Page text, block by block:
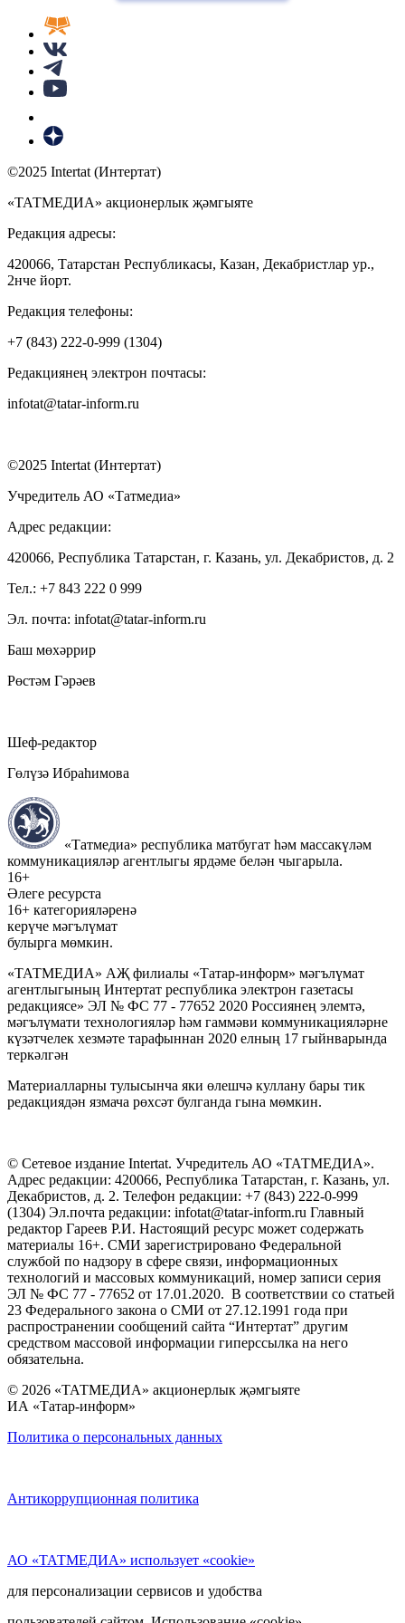
©2025 Intertat (Интертат)
«ТАТМЕДИА» акционерлык җәмгыяте
Редакция адресы:
420066, Татарстан Республикасы, Казан, Декабристлар ур.,
2нче йорт.
Редакция телефоны:
+7 (843) 222-0-999 (1304)
Редакциянең электрон почтасы:
infotat@tatar-inform.ru
©2025 Intertat (Интертат)
Учредитель АО «Татмедиа»
Адрес редакции:
420066, Республика Татарстан, г. Казань, ул. Декабристов, д. 2
Тел.: +7 843 222 0 999
Эл. почта: infotat@tatar-inform.ru
Баш мөхәррир
Рөстәм Гәрәев
Шеф-редактор
Гөлүзә Ибраһимова
«Татмедиа» республика матбугат һәм массакүләм
коммуникацияләр агентлыгы ярдәме белән чыгарыла.
16+
Әлеге ресурста
16+ категорияләренә
керүче мәгълүмат
булырга мөмкин.
«ТАТМЕДИА» АҖ филиалы «Татар-информ» мәгълүмат
агентлыгының Интертат республика электрон газетасы
редакциясе» ЭЛ № ФС 77 - 77652 2020 Россиянең элемтә,
мәгълүмати технологияләр һәм гаммәви коммуникацияләрне
күзәтчелек хезмәте тарафыннан 2020 елның 17 гыйнварында
теркәлгән
Материалларны тулысынча яки өлешчә куллану бары тик
редакциядән язмача рөхсәт булганда гына мөмкин.
© Сетевое издание Intertat. Учредитель АО «ТАТМЕДИА».
Адрес редакции: 420066, Республика Татарстан, г. Казань, ул.
Декабристов, д. 2. Телефон редакции: +7 (843) 222-0-999
(1304) Эл.почта редакции: infotat@tatar-inform.ru Главный
редактор Гареев Р.И. Настоящий ресурс может содержать
материалы 16+. СМИ зарегистрировано Федеральной
службой по надзору в сфере связи, информационных
технологий и массовых коммуникаций, номер записи серия
ЭЛ № ФС 77 - 77652 от 17.01.2020. В соответствии со статьей
23 Федерального закона о СМИ от 27.12.1991 года при
распространении сообщений сайта “Интертат” другим
средством массовой информации гиперссылка на него
обязательна.
© 2026 «ТАТМЕДИА» акционерлык җәмгыяте
ИА «Татар-информ»
Политика о персональных данных
Антикоррупционная политика
АО «ТАТМЕДИА» использует «cookie»
для персонализации сервисов и удобства